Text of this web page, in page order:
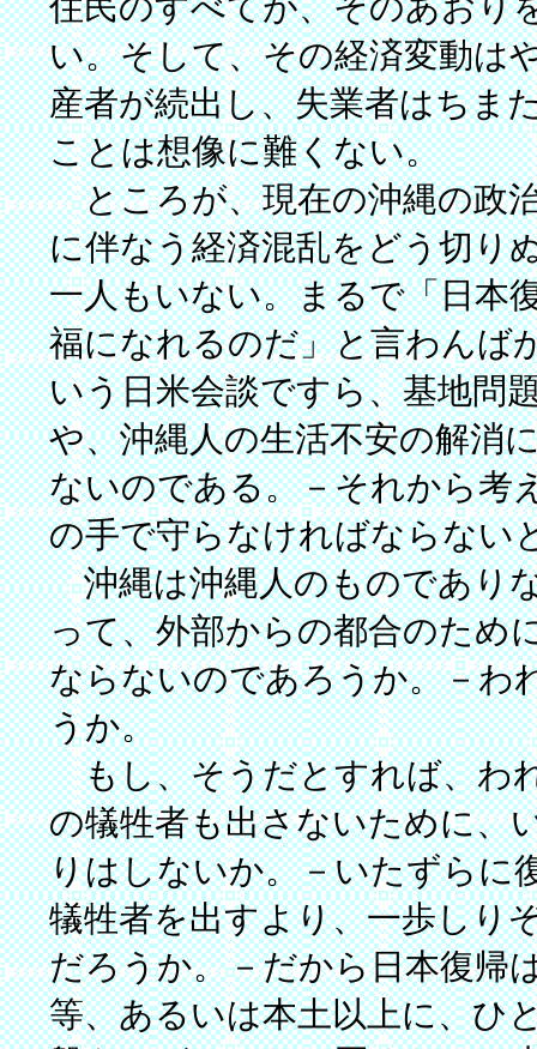
い。そして、その経済変動は
産者が続出し、失業者はちま
ことは想像に難くない。
ところが、現在の沖縄の政
に伴なう経済混乱をどう切り
一人もいない。まるで「日本
福になれるのだ」と言わんば
いう日米会談ですら、基地問
や、沖縄人の生活不安の解消
ないのである。－それから考
の手で守らなければならない
沖縄は沖縄人のものであり
って、外部からの都合のため
ならないのであろうか。－わ
うか。
もし、そうだとすれば、わ
の犠牲者も出さないために、
りはしないか。－いたずらに
犠牲者を出すより、一歩しり
だろうか。－だから日本復帰
等、あるいは本土以上に、ひ